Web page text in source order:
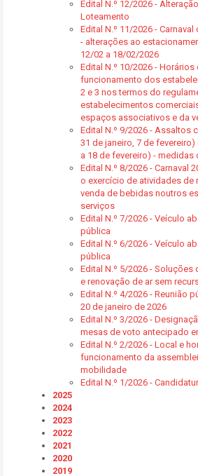
Edital N.º 12/2026 -
Loteamento
Edital N.º 11/2026 -
- alterações ao
12/02 a 18/02/2026
Edital N.º 10/2026 -
funcionamento dos
2 e 3 nos termos do
estabelecimentos
espaços associativos e da
Edital N.º 9/2026 - Assaltos
31 de janeiro, 7 de fevereiro)
a 18 de fevereiro) - medidas
Edital N.º 8/2026 - Carnaval
o exercício de atividades de
venda de bebidas noutros
serviços
Edital N.º 7/2026 - Veículo
pública
Edital N.º 6/2026 - Veículo
pública
Edital N.º 5/2026 - Soluções
e renovação de ar sem
Edital N.º 4/2026 - Reunião
20 de janeiro de 2026
Edital N.º 3/2026 -
mesas de voto antecipado
Edital N.º 2/2026 - Local e
funcionamento da
mobilidade
Edital N.º 1/2026 -
2025
2024
2023
2022
2021
2020
2019